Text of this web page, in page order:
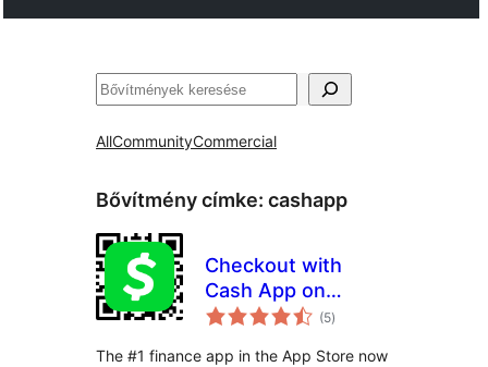
Keresés
AllCommunityCommercial
Bővítmény címke: cashapp
Checkout with
Cash App on
WooCommerce
(5értékelés
összesen
)
The #1 finance app in the App Store now